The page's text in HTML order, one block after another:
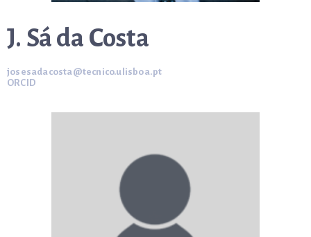
J. Sá da Costa
josesadacosta@tecnico.ulisboa.pt
ORCID